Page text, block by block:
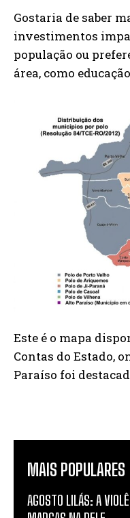
MAIS POPULARES
AGOSTO LILÁS: A
Gostaria de saber
investimentos
população ou
área, como
Este é o mapa
Contas do Estado,
Paraíso foi